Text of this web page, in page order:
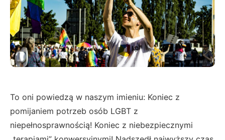
To oni powiedzą w naszym imieniu: Koniec z
pomijaniem potrzeb osób LGBT z
niepełnosprawnością! Koniec z niebezpiecznymi